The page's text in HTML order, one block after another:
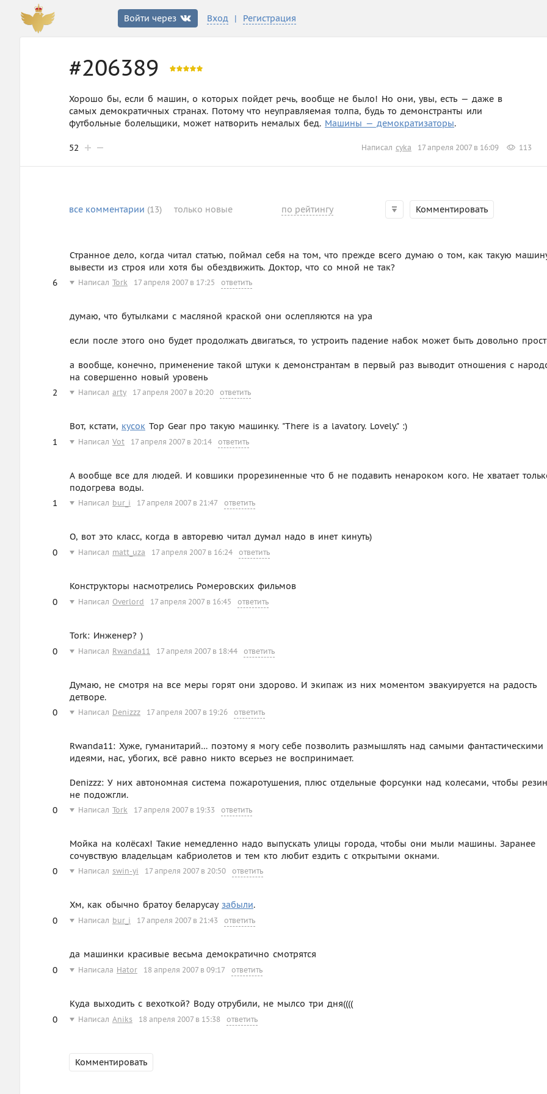
Войти через Вход | Регистрация
#206389
Хорошо бы, если б машин, о которых пойдет речь, вообще не было! Но они, увы, есть — даже в
самых демократичных странах. Потому что неуправляемая толпа, будь то демонстранты или
футбольные болельщики, может натворить немалых бед. Машины — демократизаторы.
Написал cyka 17 апреля 2007 в 16:09
52 113
все комментарии (13) только новые по рейтингу Комментировать
Странное дело, когда читал статью, поймал себя на том, что прежде всего думаю о том, как такую
вывести из строя или хотя бы обездвижить. Доктор, что со мной не так?
6
Написал Tork 17 апреля 2007 в 17:25 ответить
думаю, что бутылками с масляной краской они ослепляются на ура
если после этого оно будет продолжать двигаться, то устроить падение набок может быть довольно
а вообще, конечно, применение такой штуки к демонстрантам в первый раз выводит отношения с
на совершенно новый уровень
2
Написал arty 17 апреля 2007 в 20:20 ответить
Вот, кстати, кусок Top Gear про такую машинку. "There is a lavatory. Lovely." :)
1
Написал Vot 17 апреля 2007 в 20:14 ответить
А вообще все для людей. И ковшики прорезиненные что б не подавить ненароком кого. Не хватает
подогрева воды.
1
Написал bur_i 17 апреля 2007 в 21:47 ответить
О, вот это класс, когда в авторевю читал думал надо в инет кинуть)
0
Написал matt_uza 17 апреля 2007 в 16:24 ответить
Конструкторы насмотрелись Ромеровских фильмов
0
Написал Overlord 17 апреля 2007 в 16:45 ответить
Tork: Инженер? )
0
Написал Rwanda11 17 апреля 2007 в 18:44 ответить
Думаю, не смотря на все меры горят они здорово. И экипаж из них моментом эвакуируется на радость
детворе.
0
Написал Denizzz 17 апреля 2007 в 19:26 ответить
Rwanda11: Хуже, гуманитарий… поэтому я могу себе позволить размышлять над самыми фантастическими
идеями, нас, убогих, всё равно никто всерьез не воспринимает.
Denizzz: У них автономная система пожаротушения, плюс отдельные форсунки над колесами, чтобы
не подожгли.
0
Написал Tork 17 апреля 2007 в 19:33 ответить
Мойка на колёсах! Такие немедленно надо выпускать улицы города, чтобы они мыли машины. Заранее
сочувствую владельцам кабриолетов и тем кто любит ездить с открытыми окнами.
0
Написал swin-yi 17 апреля 2007 в 20:50 ответить
Хм, как обычно братоу беларусау забыли.
0
Написал bur_i 17 апреля 2007 в 21:43 ответить
да машинки красивые весьма демократично смотрятся
0
Написала Hator 18 апреля 2007 в 09:17 ответить
Куда выходить с вехоткой? Воду отрубили, не мылсо три дня((((
0
Написал Aniks 18 апреля 2007 в 15:38 ответить
Комментировать